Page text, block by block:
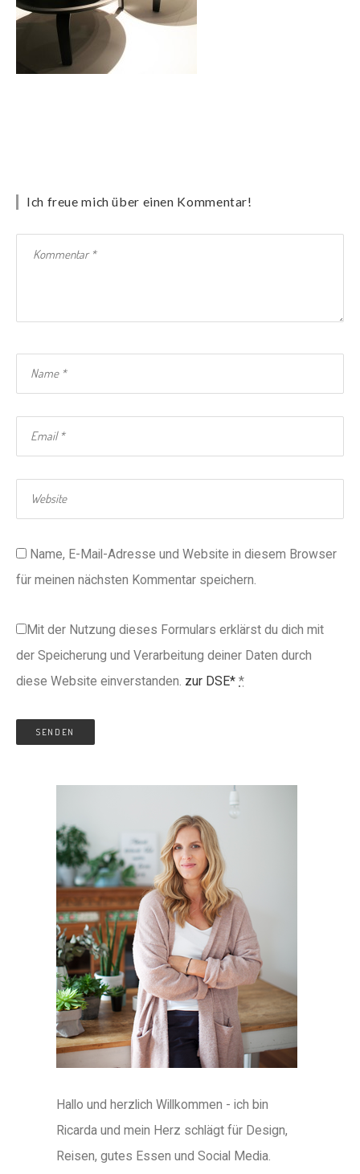
Ich freue mich über einen Kommentar!
Name, E-Mail-Adresse und Website in diesem Browser
für meinen nächsten Kommentar speichern.
Mit der Nutzung dieses Formulars erklärst du dich mit
der Speicherung und Verarbeitung deiner Daten durch
diese Website einverstanden. zur DSE* *
Hallo und herzlich Willkommen - ich bin
Ricarda und mein Herz schlägt für Design,
Reisen, gutes Essen und Social Media.